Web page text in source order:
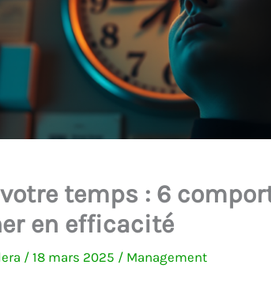
temps : 6
en efficacité
/ 18 mars 2025 / Management